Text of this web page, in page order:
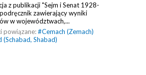
z publikacji "Sejm i Senat 1928-
zawierający wyniki
w województwach,...
powiązane:#Cemach (Zemach)
(Schabad, Shabad)